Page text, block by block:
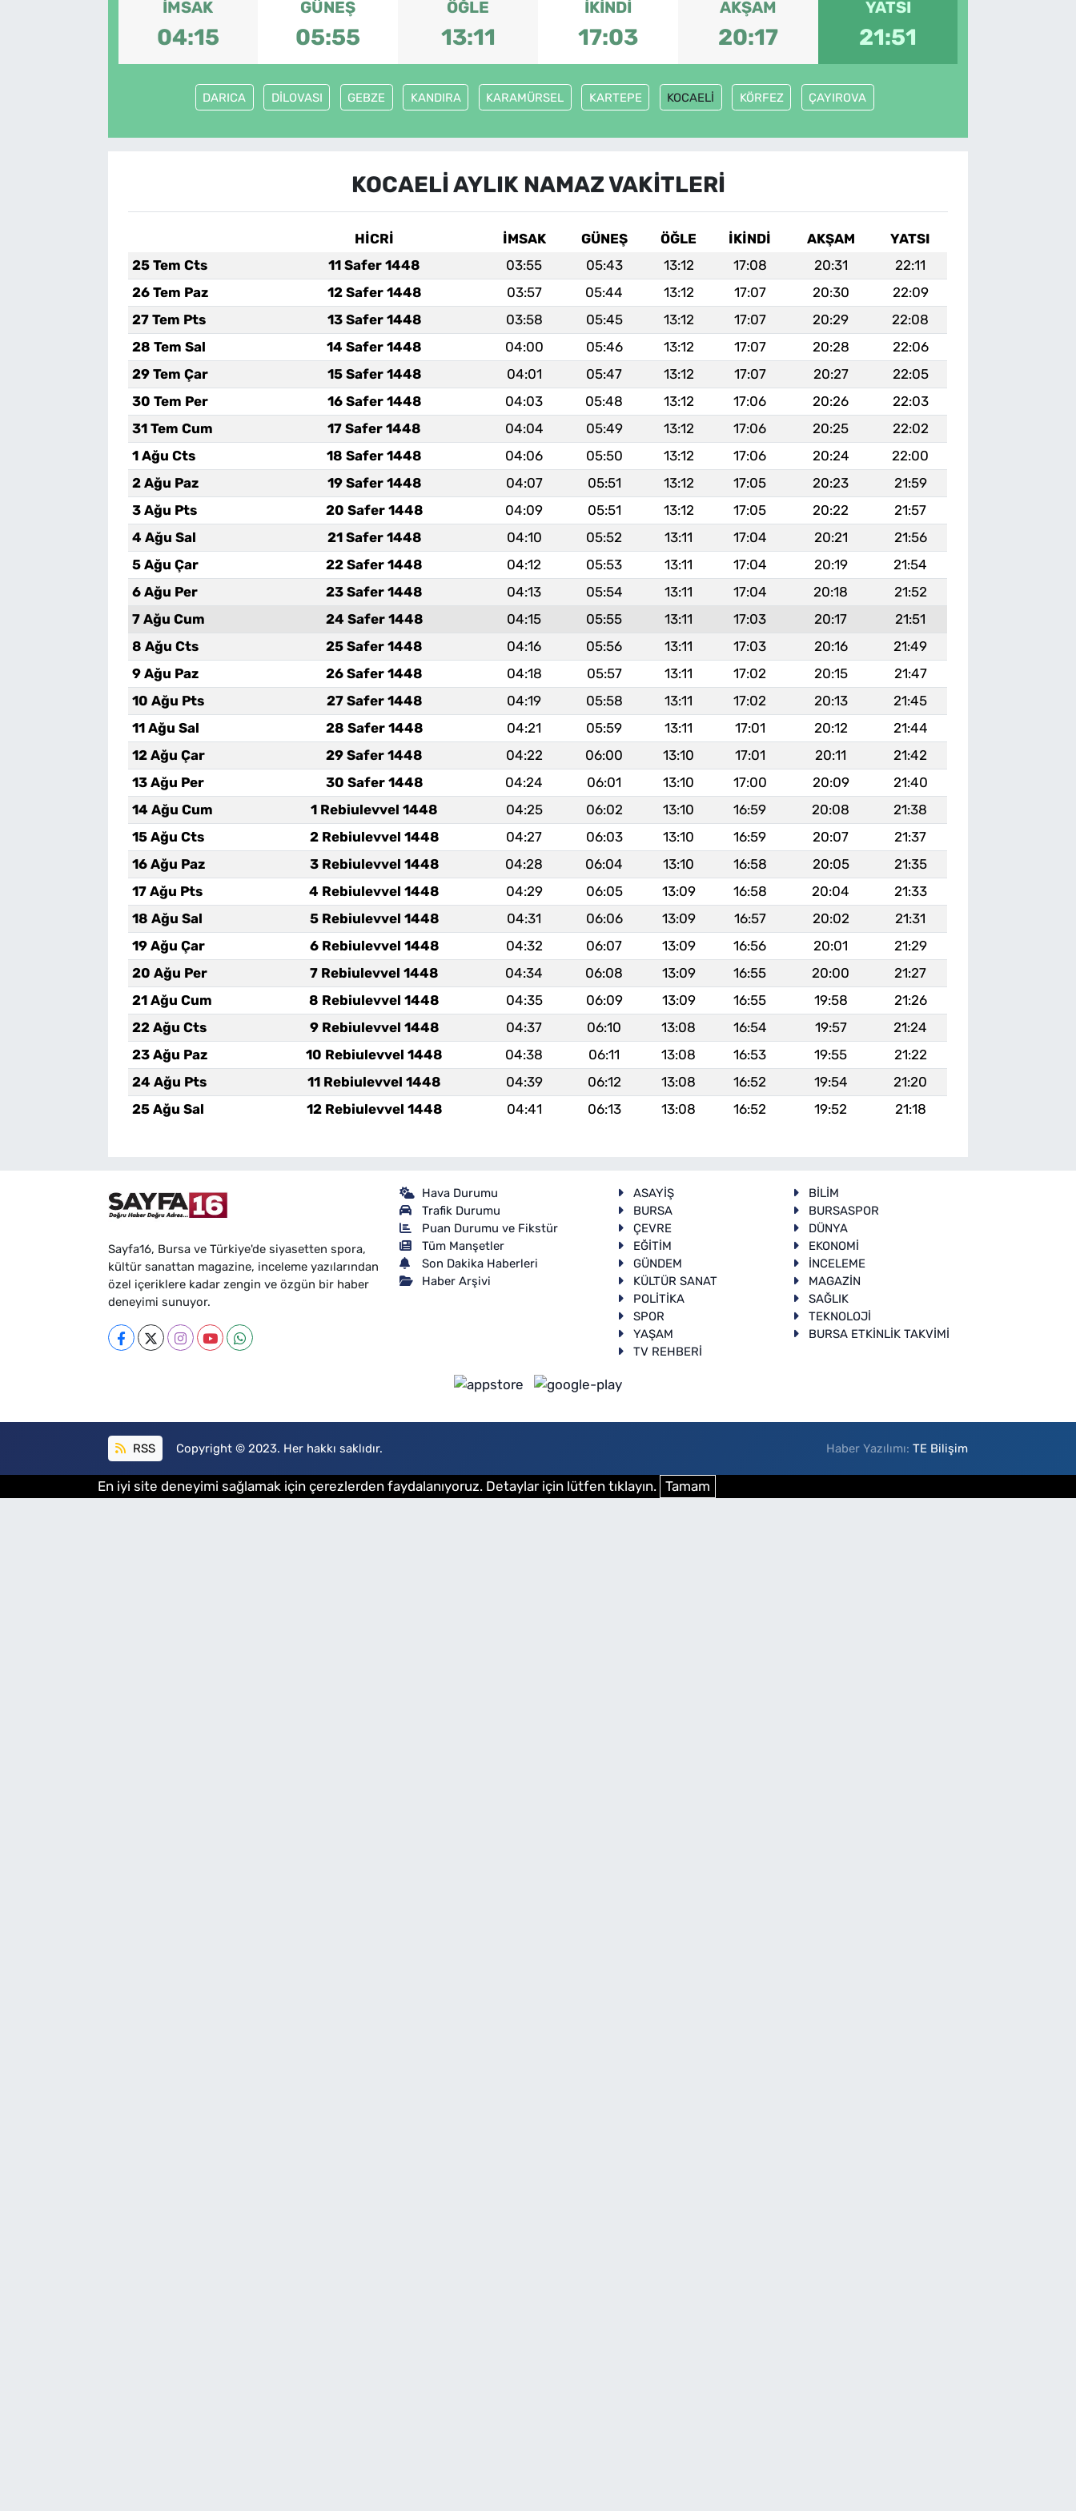
İMSAK
04:15
GÜNEŞ
05:55
ÖĞLE
13:11
İKINDI
17:03
AKŞAM
20:17
YATSI
21:51
DARICA DİLOVASI GEBZE KANDIRA KARAMÜRSEL KARTEPE KOCAELİ KÖRFEZ ÇAYIROVA
KOCAELİ AYLIK NAMAZ VAKITLERI
HİCRİ İMSAK GÜNEŞ ÖĞLE İKINDI AKŞAM
YATSI
25 Tem Cts
11 Safer 1448 03:55 05:43 13:12 17:08 20:31
22:11
26 Tem Paz
12 Safer 1448 03:57 05:44 13:12 17:07 20:30
22:09
27 Tem Pts
13 Safer 1448 03:58 05:45 13:12 17:07 20:29
22:08
28 Tem Sal
14 Safer 1448 04:00 05:46 13:12 17:07 20:28
22:06
29 Tem Çar
15 Safer 1448 04:01 05:47 13:12 17:07 20:27
22:05
30 Tem Per
16 Safer 1448 04:03 05:48 13:12 17:06 20:26
22:03
31 Tem Cum
17 Safer 1448 04:04 05:49 13:12 17:06 20:25
22:02
1 Ağu Cts
18 Safer 1448 04:06 05:50 13:12 17:06 20:24
22:00
2 Ağu Paz
19 Safer 1448 04:07 05:51 13:12 17:05 20:23
21:59
3 Ağu Pts
20 Safer 1448 04:09 05:51 13:12 17:05 20:22
21:57
4 Ağu Sal
21 Safer 1448 04:10 05:52 13:11 17:04 20:21
21:56
5 Ağu Çar
22 Safer 1448 04:12 05:53 13:11 17:04 20:19
21:54
6 Ağu Per
23 Safer 1448 04:13 05:54 13:11 17:04 20:18
21:52
7 Ağu Cum
24 Safer 1448 04:15 05:55 13:11 17:03 20:17
21:51
8 Ağu Cts
25 Safer 1448 04:16 05:56 13:11 17:03 20:16
21:49
9 Ağu Paz
26 Safer 1448 04:18 05:57 13:11 17:02 20:15
21:47
10 Ağu Pts
27 Safer 1448 04:19 05:58 13:11 17:02 20:13
21:45
11 Ağu Sal
28 Safer 1448 04:21 05:59 13:11 17:01 20:12
21:44
12 Ağu Çar
29 Safer 1448 04:22 06:00 13:10 17:01 20:11
21:42
13 Ağu Per
30 Safer 1448 04:24 06:01 13:10 17:00 20:09
21:40
14 Ağu Cum
1 Rebiulevvel 1448 04:25 06:02 13:10 16:59 20:08
21:38
15 Ağu Cts
2 Rebiulevvel 1448 04:27 06:03 13:10 16:59 20:07
21:37
16 Ağu Paz
3 Rebiulevvel 1448 04:28 06:04 13:10 16:58 20:05
21:35
17 Ağu Pts
4 Rebiulevvel 1448 04:29 06:05 13:09 16:58 20:04
21:33
18 Ağu Sal
5 Rebiulevvel 1448 04:31 06:06 13:09 16:57 20:02
21:31
19 Ağu Çar
6 Rebiulevvel 1448 04:32 06:07 13:09 16:56 20:01
21:29
20 Ağu Per
7 Rebiulevvel 1448 04:34 06:08 13:09 16:55 20:00
21:27
21 Ağu Cum
8 Rebiulevvel 1448 04:35 06:09 13:09 16:55 19:58
21:26
22 Ağu Cts
9 Rebiulevvel 1448 04:37 06:10 13:08 16:54 19:57
21:24
23 Ağu Paz
10 Rebiulevvel 1448 04:38 06:11 13:08 16:53 19:55
21:22
24 Ağu Pts
11 Rebiulevvel 1448 04:39 06:12 13:08 16:52 19:54
21:20
25 Ağu Sal
12 Rebiulevvel 1448 04:41 06:13 13:08 16:52 19:52 21:18
Sayfa16, Bursa ve Türkiye'de siyasetten spora,
kültür sanattan magazine, inceleme yazılarından
özel içeriklere kadar zengin ve özgün bir haber
deneyimi sunuyor.
Hava Durumu
Trafik Durumu
Puan Durumu ve Fikstür
Tüm Manşetler
Son Dakika Haberleri
Haber Arşivi
ASAYİŞ
BİLİM
BURSA
BURSASPOR
ÇEVRE
DÜNYA
EĞİTİM
EKONOMİ
GÜNDEM
İNCELEME
KÜLTÜR SANAT
MAGAZİN
POLİTİKA
SAĞLIK
SPOR
TEKNOLOJİ
YAŞAM
BURSA ETKİNLİK TAKVİMİ
TV REHBERİ
RSS Copyright © 2023. Her hakkı saklıdır. Haber Yazılımı:TE Bilişim
En iyi site deneyimi sağlamak için çerezlerden faydalanıyoruz. Detaylar için lütfen tıklayın. Tamam